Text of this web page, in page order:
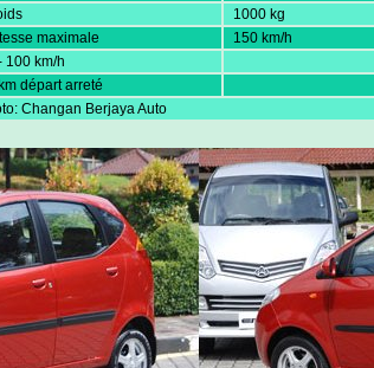
1000 kg
maximale
150 km/h
100 km/h
départ arreté
Changan Berjaya Auto